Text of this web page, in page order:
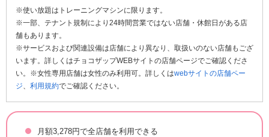
※使い放題はトレーニングマシンに限ります。
※一部、テナント規制により24時間営業ではない店舗・休館日がある店
舗もあります。
※サービスおよび関連設備は店舗により異なり、取扱いのない店舗もござ
います。詳しくはチョコザップWEBサイトの店舗ページでご確認くださ
い。※女性専用店舗は女性のみ利用可。詳しくはwebサイトの店舗ペー
ジ、 利用規約でご確認ください。
月額3,278円で全店舗を利用できる